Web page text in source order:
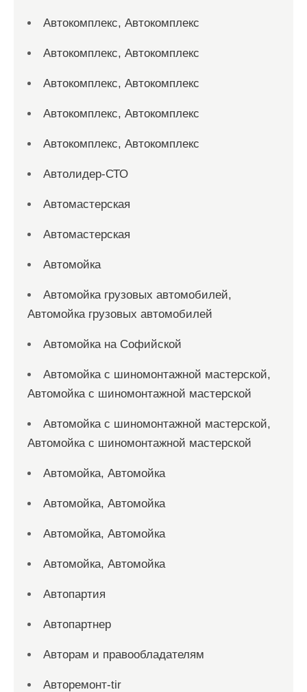
Автокомплекс, Автокомплекс
Автокомплекс, Автокомплекс
Автокомплекс, Автокомплекс
Автокомплекс, Автокомплекс
Автокомплекс, Автокомплекс
Автолидер-СТО
Автомастерская
Автомастерская
Автомойка
Автомойка грузовых автомобилей,
Автомойка грузовых автомобилей
Автомойка на Софийской
Автомойка с шиномонтажной мастерской,
Автомойка с шиномонтажной мастерской
Автомойка с шиномонтажной мастерской,
Автомойка с шиномонтажной мастерской
Автомойка, Автомойка
Автомойка, Автомойка
Автомойка, Автомойка
Автомойка, Автомойка
Автопартия
Автопартнер
Авторам и правообладателям
Авторемонт-tir